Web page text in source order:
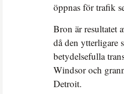
öppnas för trafik
Bron är resultatet
då den ytterligare
betydelsefulla
Windsor och
Detroit.